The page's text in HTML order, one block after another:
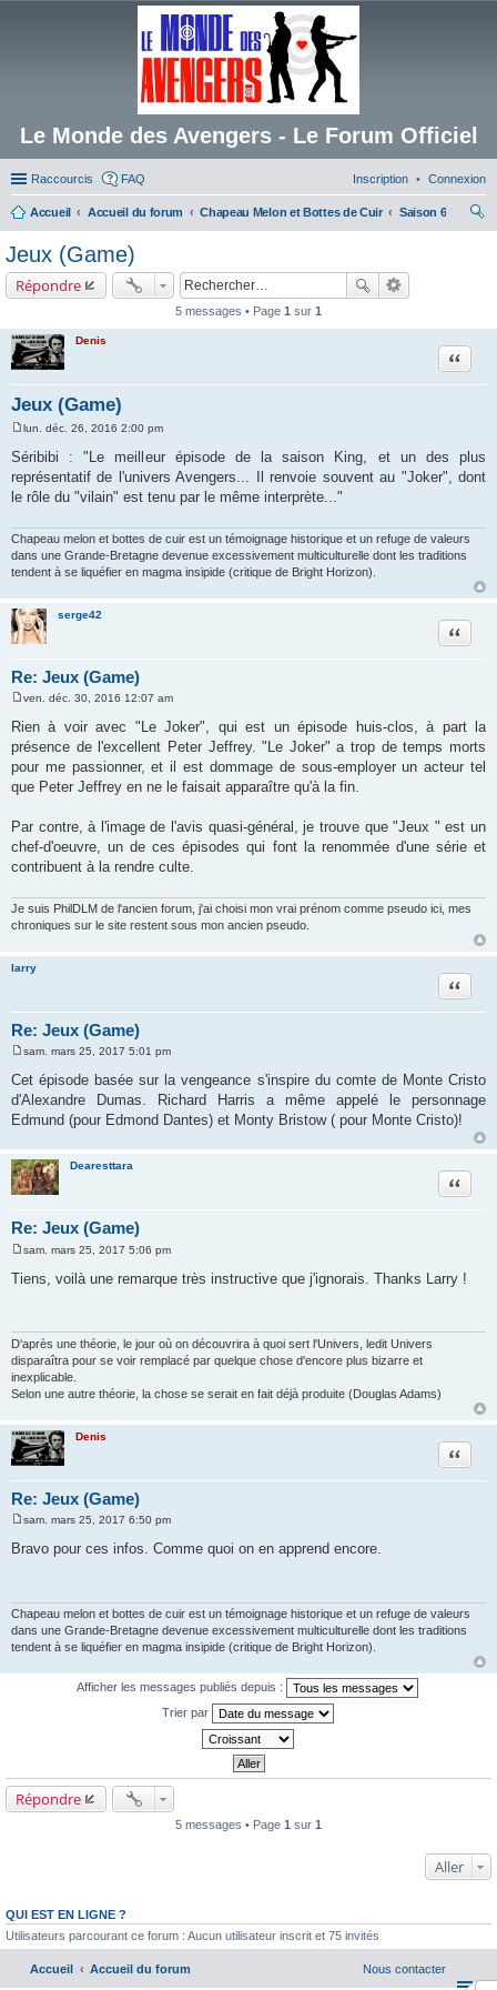
Le Monde des Avengers - Le Forum Officiel
Raccourcis FAQ Connexion
Inscription
Accueil Accueil du forum Chapeau Melon et Bottes de Cuir
Saison 6
Jeux (Game)
Répondre
5 messages • Page 1 sur 1
Denis
Jeux (Game)
Citation
e
s
s
g
lun. déc. 26, 2016 2:00 pm
Séribibi : "Le meilleur épisode de la saison King, et un des plus
représentatif de l'univers Avengers... Il renvoie souvent au "Joker", dont
le rôle du "vilain" est tenu par le même interprète..."
Chapeau melon et bottes de cuir est un témoignage historique et un refuge de valeurs
dans une Grande-Bretagne devenue excessivement multiculturelle dont les traditions
tendent à se liquéfier en magma insipide (critique de Bright Horizon).
serge42
Re: Jeux (Game)
Citation
e
s
s
a
g
e
ven. déc. 30, 2016 12:07 am
Rien à voir avec "Le Joker", qui est un épisode huis-clos, à part la
présence de l'excellent Peter Jeffrey. "Le Joker" a trop de temps morts
pour me passionner, et il est dommage de sous-employer un acteur tel
que Peter Jeffrey en ne le faisait apparaître qu'à la fin.
Par contre, à l'image de l'avis quasi-général, je trouve que "Jeux " est un
chef-d'oeuvre, un de ces épisodes qui font la renommée d'une série et
contribuent à la rendre culte.
Je suis PhilDLM de l'ancien forum, j'ai choisi mon vrai prénom comme pseudo ici, mes
chroniques sur le site restent sous mon ancien pseudo.
larry
Re: Jeux (Game)
Citation
e
s
s
a
g
sam. mars 25, 2017 5:01 pm
Cet épisode basée sur la vengeance s'inspire du comte de Monte Cristo
d'Alexandre Dumas. Richard Harris a même appelé le personnage
Edmund (pour Edmond Dantes) et Monty Bristow ( pour Monte Cristo)!
Dearesttara
Re: Jeux (Game)
Citation
s
e
sam. mars 25, 2017 5:06 pm
Tiens, voilà une remarque très instructive que j'ignorais. Thanks Larry !
D'après une théorie, le jour où on découvrira à quoi sert l'Univers, ledit Univers
disparaîtra pour se voir remplacé par quelque chose d'encore plus bizarre et
inexplicable.
Selon une autre théorie, la chose se serait en fait déjà produite (Douglas Adams)
Denis
Re: Jeux (Game)
Citation
s
e
sam. mars 25, 2017 6:50 pm
Bravo pour ces infos. Comme quoi on en apprend encore.
Chapeau melon et bottes de cuir est un témoignage historique et un refuge de valeurs
dans une Grande-Bretagne devenue excessivement multiculturelle dont les traditions
tendent à se liquéfier en magma insipide (critique de Bright Horizon).
Afficher les messages publiés depuis :
Trier par
Répondre
5 messages • Page 1 sur 1
Aller
QUI EST EN LIGNE ?
Utilisateurs parcourant ce forum : Aucun utilisateur inscrit et 75 invités
Accueil Accueil du forum Nous contacter